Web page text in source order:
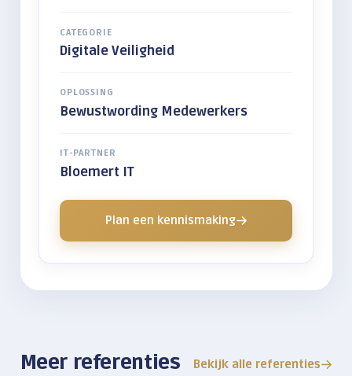
CATEGORIE
Digitale Veiligheid
OPLOSSING
Bewustwording Medewerkers
IT-PARTNER
Bloemert IT
Plan een kennismaking
Meer referenties Bekijk alle referenties